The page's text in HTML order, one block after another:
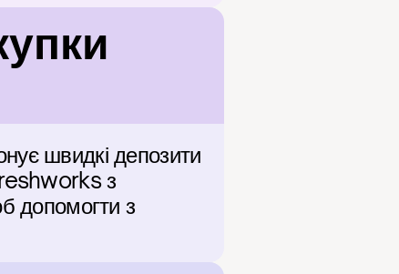
швидкі депозити
з
допомогти з